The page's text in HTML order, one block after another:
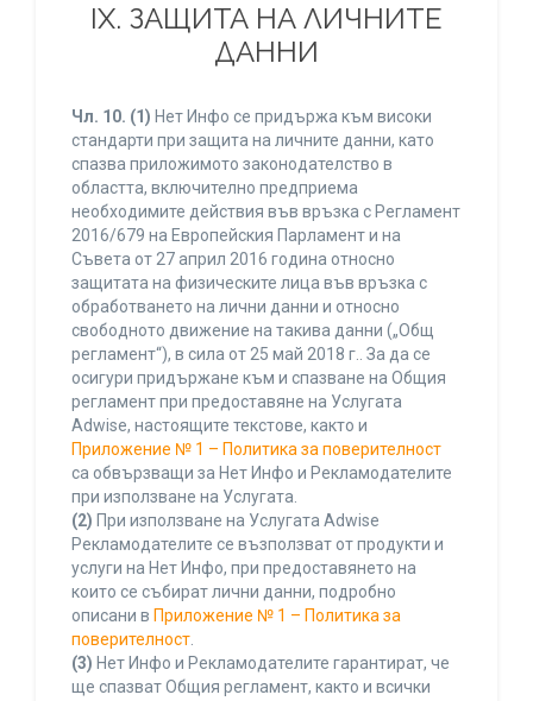
IХ. ЗАЩИТА НА ЛИЧНИТЕ
ДАННИ
Чл. 10. (1) Нет Инфо се придържа към високи
стандарти при защита на личните данни, като
спазва приложимото законодателство в
областта, включително предприема
необходимите действия във връзка с Регламент
2016/679 на Европейския Парламент и на
Съвета от 27 април 2016 година относно
защитата на физическите лица във връзка с
обработването на лични данни и относно
свободното движение на такива данни („Общ
регламент“), в сила от 25 май 2018 г.. За да се
осигури придържане към и спазване на Общия
регламент при предоставяне на Услугата
Adwise, настоящите текстове, както и
Приложение № 1 – Политика за поверителност
са обвързващи за Нет Инфо и Рекламодателите
при използване на Услугата.
(2) При използване на Услугата Adwise
Рекламодателите се възползват от продукти и
услуги на Нет Инфо, при предоставянето на
които се събират лични данни, подробно
описани в Приложение № 1 – Политика за
поверителност.
(3) Нет Инфо и Рекламодателите гарантират, че
ще спазват Общия регламент, както и всички